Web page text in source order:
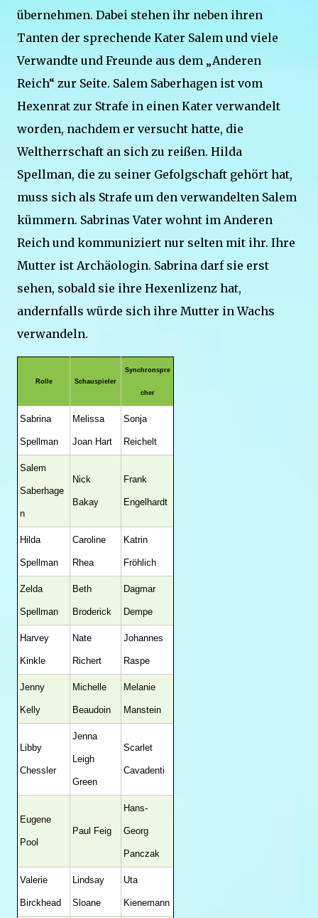
übernehmen. Dabei stehen ihr neben ihren
Tanten der sprechende Kater Salem und viele
Verwandte und Freunde aus dem „Anderen
Reich“ zur Seite. Salem Saberhagen ist vom
Hexenrat zur Strafe in einen Kater verwandelt
worden, nachdem er versucht hatte, die
Weltherrschaft an sich zu reißen. Hilda
Spellman, die zu seiner Gefolgschaft gehört hat,
muss sich als Strafe um den verwandelten Salem
kümmern. Sabrinas Vater wohnt im Anderen
Reich und kommuniziert nur selten mit ihr. Ihre
Mutter ist Archäologin. Sabrina darf sie erst
sehen, sobald sie ihre Hexenlizenz hat,
andernfalls würde sich ihre Mutter in Wachs
verwandeln.
Rolle Schauspieler
Synchronspre
cher
Sabrina
Spellman
Melissa
Joan Hart
Sonja
Reichelt
Salem
Saberhage
n
Nick
Bakay
Frank
Engelhardt
Hilda
Spellman
Caroline
Rhea
Katrin
Fröhlich
Zelda
Spellman
Beth
Broderick
Dagmar
Dempe
Harvey
Kinkle
Nate
Richert
Johannes
Raspe
Jenny
Kelly
Michelle
Beaudoin
Melanie
Manstein
Libby
Chessler
Jenna
Leigh
Green
Scarlet
Cavadenti
Eugene
Pool
Paul Feig
Hans-
Georg
Panczak
Valerie
Birckhead
Lindsay
Sloane
Uta
Kienemann